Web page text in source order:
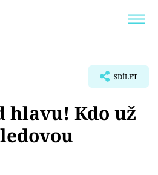
SDÍLET
hlavu! Kdo už